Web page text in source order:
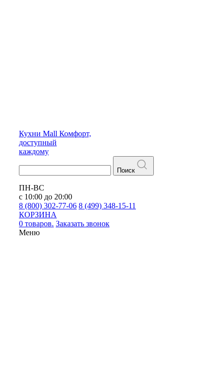
Кухни Mall Комфорт,
доступный
каждому
Поиск
ПН-ВС
с 10:00 до 20:00
8 (800) 302-77-06 8 (499) 348-15-11
КОРЗИНА
0 товаров. Заказать звонок
Меню